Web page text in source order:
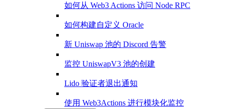
如何从 Web3 Actions 访问 Node RPC
如何构建自定义 Oracle
新 Uniswap 池的 Discord 告警
监控 UniswapV3 池的创建
Lido 验证者退出通知
使用 Web3Actions 进行模块化监控